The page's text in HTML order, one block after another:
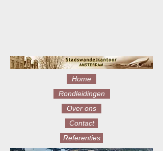
Home
Rondleidingen
Over ons
Contact
Referenties